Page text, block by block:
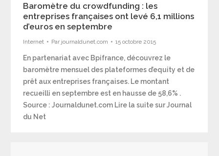
Baromètre du crowdfunding : les
entreprises françaises ont levé 6,1 millions
d’euros en septembre
Internet Par journaldunet.com 15 octobre 2015
En partenariat avec Bpifrance, découvrez le
baromètre mensuel des plateformes d’equity et de
prêt aux entreprises françaises. Le montant
recueilli en septembre est en hausse de 58,6% .
Source : Journaldunet.com Lire la suite sur Journal
du Net